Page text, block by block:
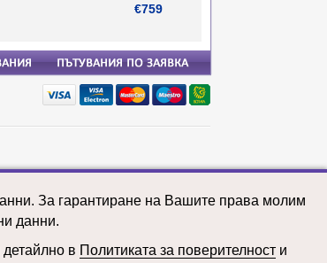
€759
За гарантиране на Вашите права молим
данни.
в Политиката за поверителности